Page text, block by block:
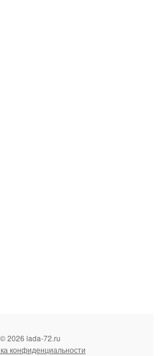
© 2026 lada-72.ru
конфиденциальности